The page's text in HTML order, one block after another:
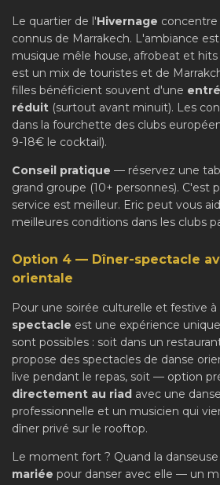
Le quartier de l'Hivernage concentre
connus de Marrakech. L'ambiance
musique mêle house, afrobeat et
est un mix de touristes et de
filles bénéficient souvent d'une
réduit (surtout avant minuit). Les
dans la fourchette des clubs
9-18€ le cocktail).
Conseil pratique — réservez une
grand groupe (10+ personnes). C'est
service est meilleur. Eric peut vous
meilleures conditions dans les clubs
Option 4 — Dîner-spectacle
orientale
Pour une soirée culturelle et festive à
spectacle est une expérience
sont possibles : soit dans un
propose des spectacles de danse
live pendant le repas, soit — option
directement au riad avec une
professionnelle et un musicien qui
dîner privé sur le rooftop.
Le moment fort ? Quand la
mariée pour danser avec elle — un